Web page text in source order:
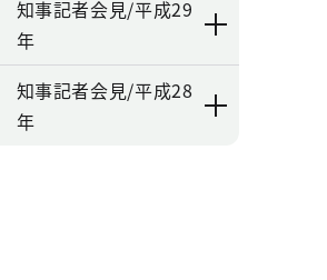
知事記者会見/平成29
年
知事記者会見/平成28
年